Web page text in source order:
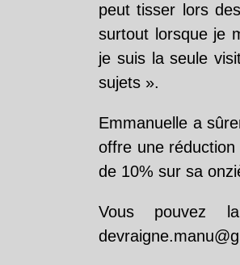
peut tisser lors
surtout lorsque je
je suis la seule
sujets ».
Emmanuelle a
offre une réduction
de 10% sur sa
Vous